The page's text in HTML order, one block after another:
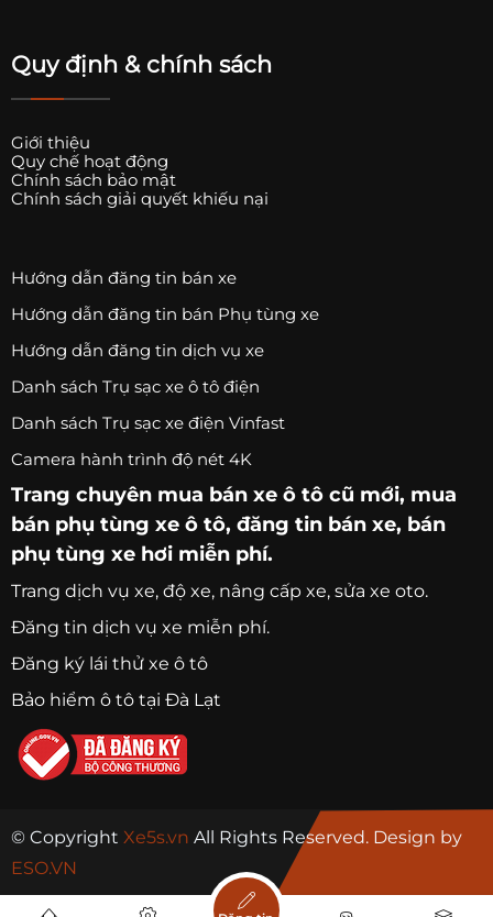
Quy định & chính sách
Giới thiệu
Quy chế hoạt động
Chính sách bảo mật
Chính sách giải quyết khiếu nại
Hướng dẫn đăng tin bán xe
Hướng dẫn đăng tin bán Phụ tùng xe
Hướng dẫn đăng tin dịch vụ xe
Danh sách Trụ sạc xe ô tô điện
Danh sách Trụ sạc xe điện Vinfast
Camera hành trình độ nét 4K
Trang chuyên mua bán xe ô tô cũ mới, mua
bán phụ tùng xe ô tô, đăng tin bán xe, bán
phụ tùng xe hơi miễn phí.
Trang dịch vụ xe, độ xe, nâng cấp xe, sửa xe oto.
Đăng tin dịch vụ xe miễn phí.
Đăng ký lái thử xe ô tô
Bảo hiểm ô tô tại Đà Lạt
© Copyright Xe5s.vn All Rights Reserved. Design by
ESO.VN